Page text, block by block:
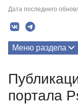
Дата последнего
Меню раздела
портала